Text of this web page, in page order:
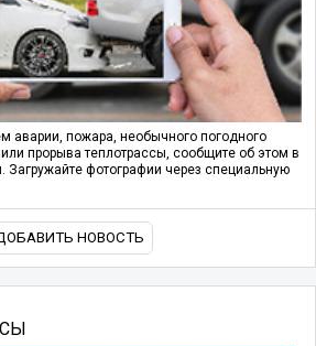
аварии, пожара, необычного погодного
прорыва теплотрассы, сообщите об этом в
Загружайте фотографии через специальную
НОВОСТЬ